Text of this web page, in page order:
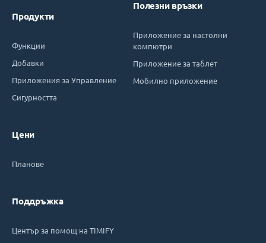
Продукти
Функции
Добавки
Приложения за Управление
Сигурността
Цени
Планове
Поддръжка
Център за помощ на TIMIFY
Полезни връзки
Приложение за настолни
компютри
Приложение за таблет
Мобилно приложение